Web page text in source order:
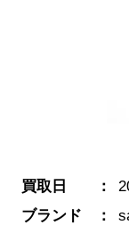
買取日
ブランド